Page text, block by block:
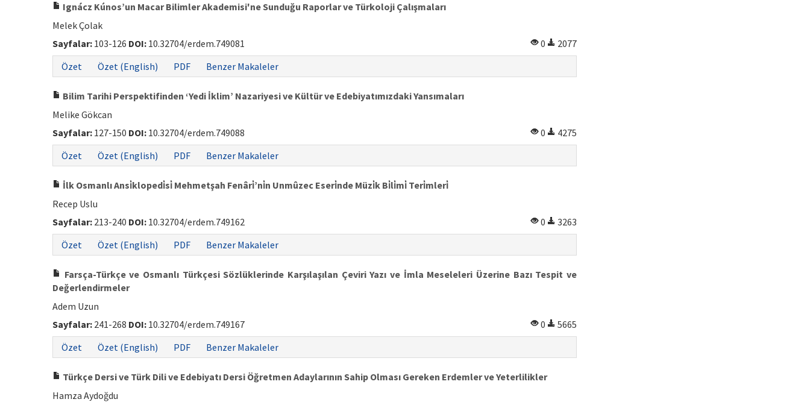
Ignácz Kúnos’un Macar Bilimler Akademisi'ne Sunduğu Raporlar ve Türkoloji Çalışmaları
Melek Çolak
Sayfalar: 103-126 DOI: 10.32704/erdem.749081 0
2077
Özet
Özet (English) PDF Benzer Makaleler
Bilim Tarihi Perspektifinden ‘Yedi İklim’ Nazariyesi ve Kültür ve Edebiyatımızdaki Yansımaları
Melike Gökcan
Sayfalar: 127-150 DOI: 10.32704/erdem.749088 0
4275
Özet
Özet (English) PDF Benzer Makaleler
İlk Osmanlı Ansi̇klopedi̇si̇ Mehmetşah Fenâri̇’ni̇n Unmûzec Eseri̇nde Müzi̇k Bi̇li̇mi̇ Teri̇mleri̇
Recep Uslu
Sayfalar: 213-240 DOI: 10.32704/erdem.749162 0
3263
Özet
Özet (English) PDF Benzer Makaleler
Farsça-Türkçe ve Osmanlı Türkçesi Sözlüklerinde Karşılaşılan Çeviri Yazı ve İmla Meseleleri Üzerine Bazı Tespit ve
Değerlendirmeler
Adem Uzun
Sayfalar: 241-268 DOI: 10.32704/erdem.749167 0
5665
Özet
Özet (English) PDF Benzer Makaleler
Türkçe Dersi ve Türk Dili ve Edebiyatı Dersi Öğretmen Adaylarının Sahip Olması Gereken Erdemler ve Yeterlilikler
Hamza Aydoğdu